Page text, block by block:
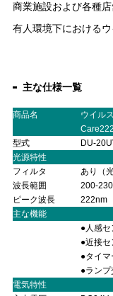
商業施設および各種
有人環境下における
主な仕様一覧
商品名
ウイル
型式
DU-
光源特性
フィルタ
あり（
波長範囲
200-
ピーク波長
222nm
主な機能
●人感
●近接
●タイ
●ランプ
電気特性